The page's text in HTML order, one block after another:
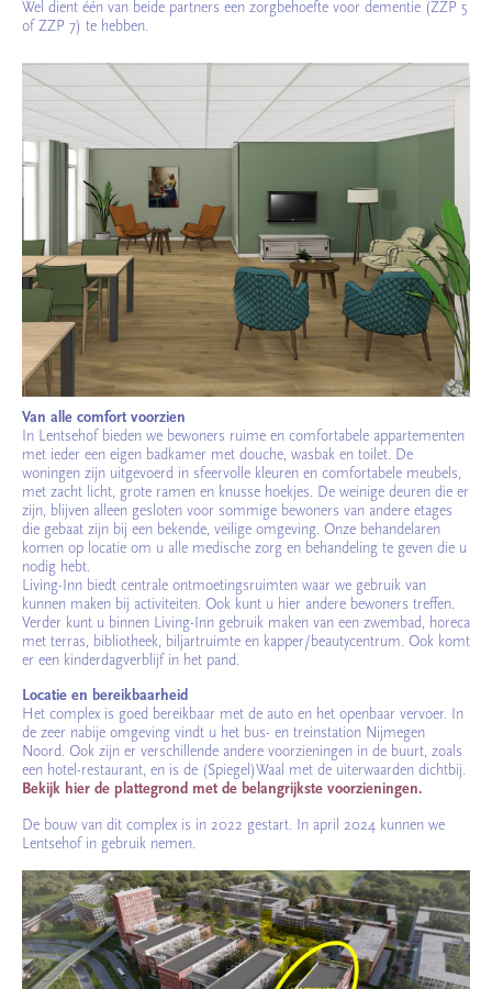
Wel dient één van beide partners een zorgbehoefte voor dementie (ZZP 5
of ZZP 7) te hebben.
Van alle comfort voorzien
In Lentsehof bieden we bewoners ruime en comfortabele appartementen
met ieder een eigen badkamer met douche, wasbak en toilet. De
woningen zijn uitgevoerd in sfeervolle kleuren en comfortabele meubels,
met zacht licht, grote ramen en knusse hoekjes. De weinige deuren die er
zijn, blijven alleen gesloten voor sommige bewoners van andere etages
die gebaat zijn bij een bekende, veilige omgeving. Onze behandelaren
komen op locatie om u alle medische zorg en behandeling te geven die u
nodig hebt.
Living-Inn biedt centrale ontmoetingsruimten waar we gebruik van
kunnen maken bij activiteiten. Ook kunt u hier andere bewoners treffen.
Verder kunt u binnen Living-Inn gebruik maken van een zwembad, horeca
met terras, bibliotheek, biljartruimte en kapper/beautycentrum. Ook komt
er een kinderdagverblijf in het pand.
Locatie en bereikbaarheid
Het complex is goed bereikbaar met de auto en het openbaar vervoer. In
de zeer nabije omgeving vindt u het bus- en treinstation Nijmegen
Noord. Ook zijn er verschillende andere voorzieningen in de buurt, zoals
een hotel-restaurant, en is de (Spiegel)Waal met de uiterwaarden dichtbij.
Bekijk hier de plattegrond met de belangrijkste voorzieningen.
De bouw van dit complex is in 2022 gestart. In april 2024 kunnen we
Lentsehof in gebruik nemen.